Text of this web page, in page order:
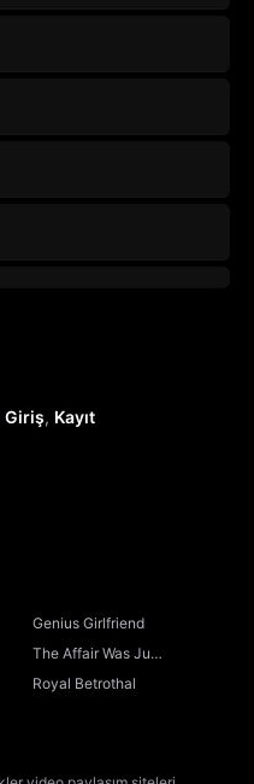
Giriş, Kayıt
Genius Girlfriend
The Affair Was Just
the Beginning
Royal Betrothal